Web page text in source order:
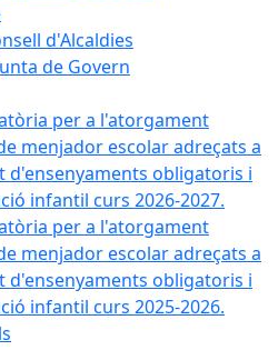
d'Alcaldies
de Govern
per a l'atorgament
menjador escolar adreçats a
d'ensenyaments obligatoris i
infantil curs 2026-2027.
per a l'atorgament
menjador escolar adreçats a
d'ensenyaments obligatoris i
infantil curs 2025-2026.